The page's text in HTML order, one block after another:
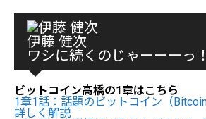
伊藤 健次
ワシに続くのじゃーーーっ！
ビットコイン高橋の1章はこちら
1章1話：話題のビットコイン（
詳しく解説